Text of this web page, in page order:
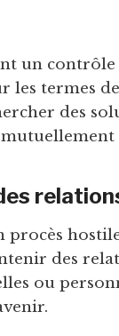
un contrôle
les termes
des
procès
des
ou